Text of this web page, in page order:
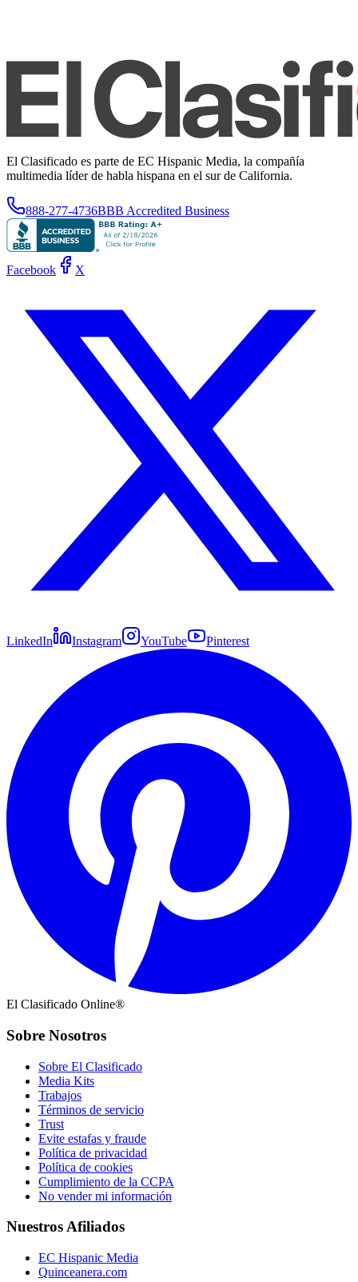
El Clasificado es parte de EC Hispanic Media, la compañía
multimedia líder de habla hispana en el sur de California.
888-277-4736BBB Accredited Business
Facebook X
LinkedIn Instagram YouTube Pinterest
El Clasificado Online®
Sobre Nosotros
Sobre El Clasificado
Media Kits
Trabajos
Términos de servicio
Trust
Evite estafas y fraude
Política de privacidad
Política de cookies
Cumplimiento de la CCPA
No vender mi información
Nuestros Afiliados
EC Hispanic Media
Quinceanera.com